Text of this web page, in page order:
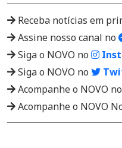
Receba notícias em
Assine nosso canal no
Siga o NOVO no
Siga o NOVO no
Acompanhe o NOVO no
Acompanhe o NOVO